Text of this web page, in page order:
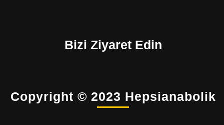
Bizi Ziyaret Edin
Copyright © 2023 Hepsianabolik